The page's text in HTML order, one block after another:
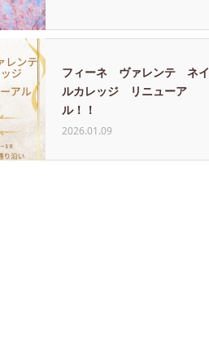
フィーネ ヴァレンテ ネイ
ルカレッジ リニューア
ル！！
2026.01.09